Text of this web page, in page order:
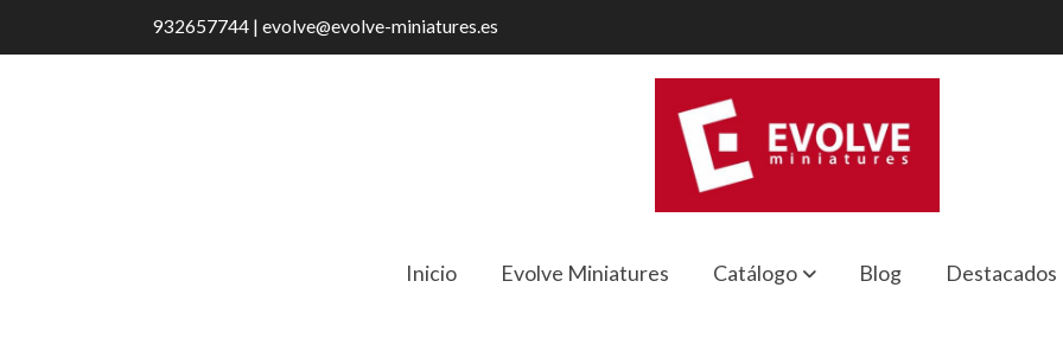
932657744 | evolve@evolve-miniatures.es
Inicio Evolve Miniatures Catálogo Blog Destacados